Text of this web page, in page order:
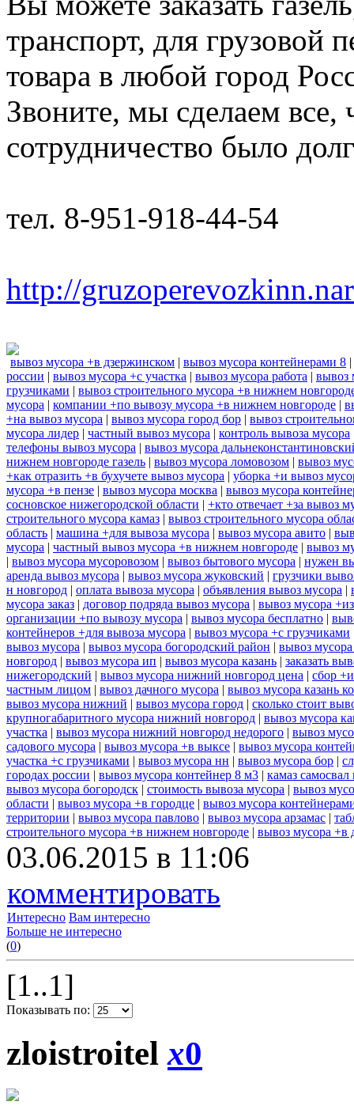
транспорт, для грузовой
товара в любой город
Звоните, мы сделаем
сотрудничество было
тел. 8-951-918-44-54
http://
вывоз мусора +в дзержинском | вывоз мусора контейнерами 8 |
россии | вывоз мусора +с участка | вывоз мусора работа | вывоз
грузчиками | вывоз строительного мусора +в нижнем
мусора | компании +по вывозу мусора +в нижнем новгороде |
+на вывоз мусора | вывоз мусора город бор | вывоз
мусора лидер | частный вывоз мусора | контроль вывоза мусора
телефоны вывоз мусора | вывоз мусора
нижнем новгороде газель | вывоз мусора ломовозом | вывоз
+как отразить +в бухучете вывоз мусора | уборка +и вывоз
мусора +в пензе | вывоз мусора москва | вывоз мусора
сосновское нижегородской области | +кто отвечает +за вывоз
строительного мусора камаз | вывоз строительного мусора
область | машина +для вывоза мусора | вывоз мусора авито |
мусора | частный вывоз мусора +в нижнем новгороде | вывоз
| вывоз мусора мусоровозом | вывоз бытового мусора | нужен
аренда вывоз мусора | вывоз мусора жуковский | грузчики
н новгород | оплата вывоза мусора | объявления вывоз мусора |
мусора заказ | договор подряда вывоз мусора | вывоз мусора
организации +по вывозу мусора | вывоз мусора бесплатно |
контейнеров +для вывоза мусора | вывоз мусора +с грузчиками
вывоз мусора | вывоз мусора богородский район | вывоз
новгород | вывоз мусора ип | вывоз мусора казань | заказать
нижегородский | вывоз мусора нижний новгород цена | сбор
частным лицом | вывоз дачного мусора | вывоз мусора казань
вывоз мусора нижний | вывоз мусора город | сколько стоит
крупногабаритного мусора нижний новгород | вывоз мусора
участка | вывоз мусора нижний новгород недорого | вывоз
садового мусора | вывоз мусора +в выксе | вывоз мусора
участка +с грузчиками | вывоз мусора нн | вывоз мусора бор |
городах россии | вывоз мусора контейнер 8 м3 | камаз
вывоз мусора богородск | стоимость вывоза мусора | вывоз
области | вывоз мусора +в городце | вывоз мусора
территории | вывоз мусора павлово | вывоз мусора арзамас |
строительного мусора +в нижнем новгороде | вывоз мусора +в
03.06.2015 в 11:06
комментировать
Интересно Вам интересно
Больше не интересно
(0)
[1..1]
Показывать по:
zloistroitelx0